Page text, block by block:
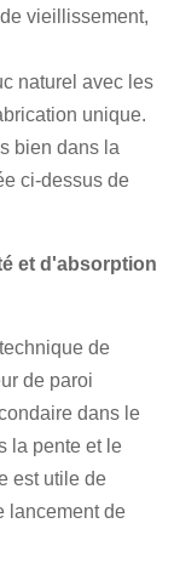
vieillissement,
naturel avec les
unique.
bien dans la
ci-dessus de
et d'absorption
de
de paroi
dans le
la pente et le
est utile de
lancement de